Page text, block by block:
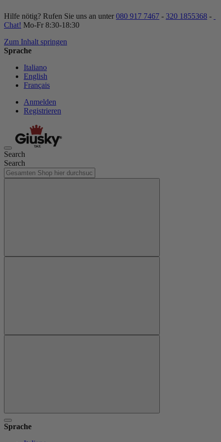
Hilfe nötig? Rufen Sie uns an unter 080 917 7467 - 320 1855368 -
Chat! Mo-Fr 8:30-18:30
Zum Inhalt springen
Sprache
Italiano
English
Français
Anmelden
Registrieren
Search
Search
Sprache